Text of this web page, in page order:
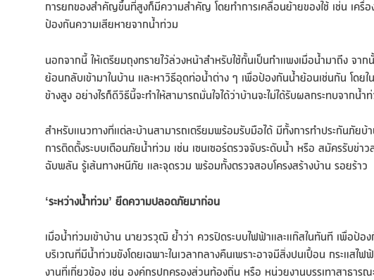
การยกของสำคัญขึ้นที่สูงก็มีความสำคัญ โดยทำการเคลื่อนย้ายของใช้ เช่น เครื่อ
ป้องกันความเสียหายจากน้ำท่วม
นอกจากนี้ ให้เตรียมถุงทรายไว้ล่วงหน้าสำหรับใช้กั้นเป็นกำแพงเมื่อน้ำมาถึง จ
ย้อนกลับเข้ามาในบ้าน และหาวิธีอุดท่อน้ำต่าง ๆ เพื่อป้องกันน้ำย้อนเช่นกัน โดย
ข้างสูง อย่างไรก็ดีวิธีนี้จะทำให้สามารถมั่นใจได้ว่าบ้านจะไม่ได้รับผลกระทบจากน้ำ
สำหรับแนวทางที่แต่ละบ้านสามารถเตรียมพร้อมรับมือได้ มีทั้งการทำประกันภัย
การติดตั้งระบบเตือนภัยน้ำท่วม เช่น เซนเซอร์ตรวจจับระดับน้ำ หรือ สมัครรับข่
ฉับพลัน รู้เส้นทางหนีภัย และจุดรวม พร้อมทั้งตรวจสอบโครงสร้างบ้าน รอยร้า
‘ระหว่างน้ำท่วม’ ยึดความปลอดภัยมาก่อน
เมื่อน้ำท่วมเข้าบ้าน นายวรวุฒิ ย้ำว่า ควรปิดระบบไฟฟ้าและแก๊สในทันที เพื่อป้อ
บริเวณที่มีน้ำท่วมขังโดยเฉพาะในเวลากลางคืนเพราะอาจมีสิ่งปนเปื้อน กระแ
งานที่เกี่ยวข้อง เช่น องค์กรปกครองส่วนท้องถิ่น หรือ หน่วยงานบรรเทาสาธาร